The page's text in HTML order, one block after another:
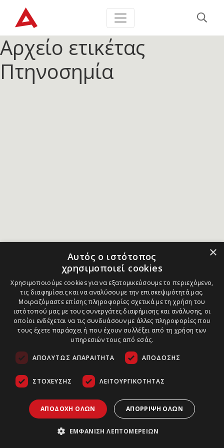
Αρχείο ετικέτας
Πτηνοσημία
×
Αυτός ο ιστότοπος
χρησιμοποιεί cookies
Χρησιμοποιούμε cookies για να εξατομικεύσουμε το περιεχόμενο,
τις διαφημίσεις και να αναλύσουμε την επισκεψιμότητά μας.
Μοιραζόμαστε επίσης πληροφορίες σχετικά με τη χρήση του
ιστότοπού μας με τους συνεργάτες διαφήμισης και ανάλυσης, οι
οποίοι ενδέχεται να τις συνδυάσουν με άλλες πληροφορίες που
τους έχετε παράσχει ή που έχουν συλλέξει από τη χρήση των
υπηρεσιών τους από εσάς.
ΑΠΟΛΎΤΩΣ ΑΠΑΡΑΊΤΗΤΑ ΑΠΌΔΟΣΗΣ
ΣΤΌΧΕΥΣΗΣ ΛΕΙΤΟΥΡΓΙΚΌΤΗΤΑΣ
ΑΠΟΔΟΧΉ ΌΛΩΝ ΑΠΌΡΡΙΨΗ ΌΛΩΝ
ΕΜΦΆΝΙΣΗ ΛΕΠΤΟΜΕΡΕΙΏΝ